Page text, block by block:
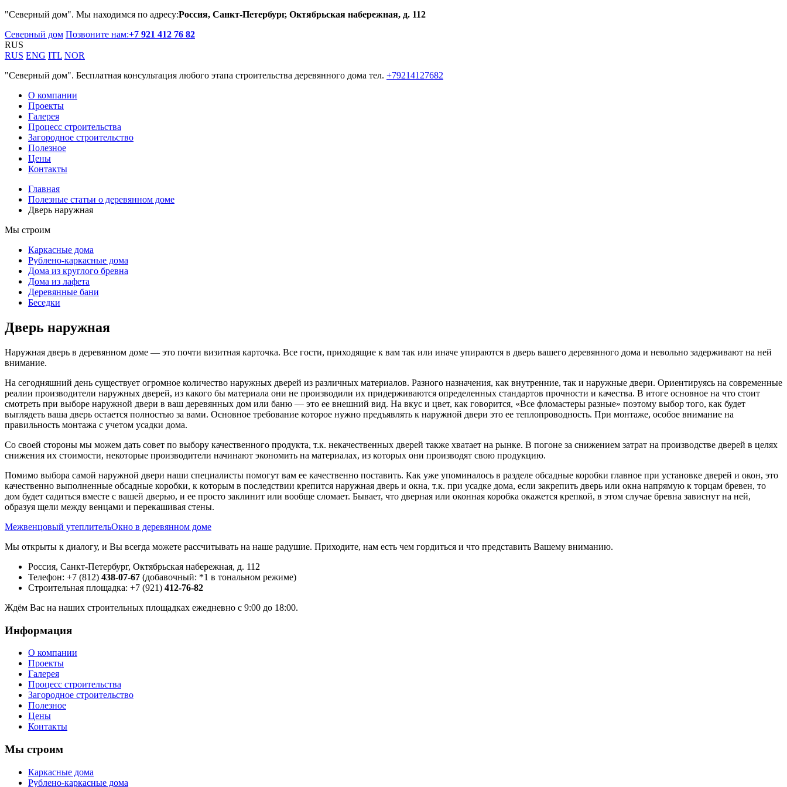
"Северный дом". Мы находимся по адресу:Россия, Санкт-Петербург, Октябрьская набережная, д. 112
Северный дом Позвоните нам:+7 921 412 76 82
RUS
RUS ENG ITL NOR
"Северный дом". Бесплатная консультация любого этапа строительства деревянного дома тел. +79214127682
О компании
Проекты
Галерея
Процесс строительства
Загородное строительство
Полезное
Цены
Контакты
Главная
Полезные статьи о деревянном доме
Дверь наружная
Мы строим
Каркасные дома
Рублено-каркасные дома
Дома из круглого бревна
Дома из лафета
Деревянные бани
Беседки
Дверь наружная
Наружная дверь в деревянном доме — это почти визитная карточка. Все гости, приходящие к вам так или иначе упираются в дверь вашего деревянного дома и невольно задерживают на ней
внимание.
На сегодняшний день существует огромное количество наружных дверей из различных материалов. Разного назначения, как внутренние, так и наружные двери. Ориентируясь на современные
реалии производители наружных дверей, из какого бы материала они не производили их придерживаются определенных стандартов прочности и качества. В итоге основное на что стоит
смотреть при выборе наружной двери в ваш деревянных дом или баню — это ее внешний вид. На вкус и цвет, как говорится, «Все фломастеры разные» поэтому выбор того, как будет
выглядеть ваша дверь остается полностью за вами. Основное требование которое нужно предъявлять к наружной двери это ее теплопроводность. При монтаже, особое внимание на
правильность монтажа с учетом усадки дома.
Со своей стороны мы можем дать совет по выбору качественного продукта, т.к. некачественных дверей также хватает на рынке. В погоне за снижением затрат на производстве дверей в целях
снижения их стоимости, некоторые производители начинают экономить на материалах, из которых они производят свою продукцию.
Помимо выбора самой наружной двери наши специалисты помогут вам ее качественно поставить. Как уже упоминалось в разделе обсадные коробки главное при установке дверей и окон, это
качественно выполненные обсадные коробки, к которым в последствии крепится наружная дверь и окна, т.к. при усадке дома, если закрепить дверь или окна напрямую к торцам бревен, то
дом будет садиться вместе с вашей дверью, и ее просто заклинит или вообще сломает. Бывает, что дверная или оконная коробка окажется крепкой, в этом случае бревна зависнут на ней,
образуя щели между венцами и перекашивая стены.
Межвенцовый утеплительОкно в деревянном доме
Мы открыты к диалогу, и Вы всегда можете рассчитывать на наше радушие. Приходите, нам есть чем гордиться и что представить Вашему вниманию.
Россия, Санкт-Петербург, Октябрьская набережная, д. 112
Телефон: +7 (812) 438-07-67 (добавочный: *1 в тональном режиме)
Строительная площадка: +7 (921) 412-76-82
Ждём Вас на наших строительных площадках ежедневно с 9:00 до 18:00.
Информация
О компании
Проекты
Галерея
Процесс строительства
Загородное строительство
Полезное
Цены
Контакты
Мы строим
Каркасные дома
Рублено-каркасные дома